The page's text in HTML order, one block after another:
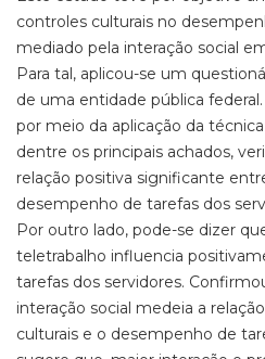
controles culturais no
mediado pela interação social
Para tal, aplicou-se um
de uma entidade pública
por meio da aplicação da
dentre os principais achados,
relação positiva significante
desempenho de tarefas dos
Por outro lado, pode-se dizer
teletrabalho influencia
tarefas dos servidores.
interação social medeia a
culturais e o desempenho de